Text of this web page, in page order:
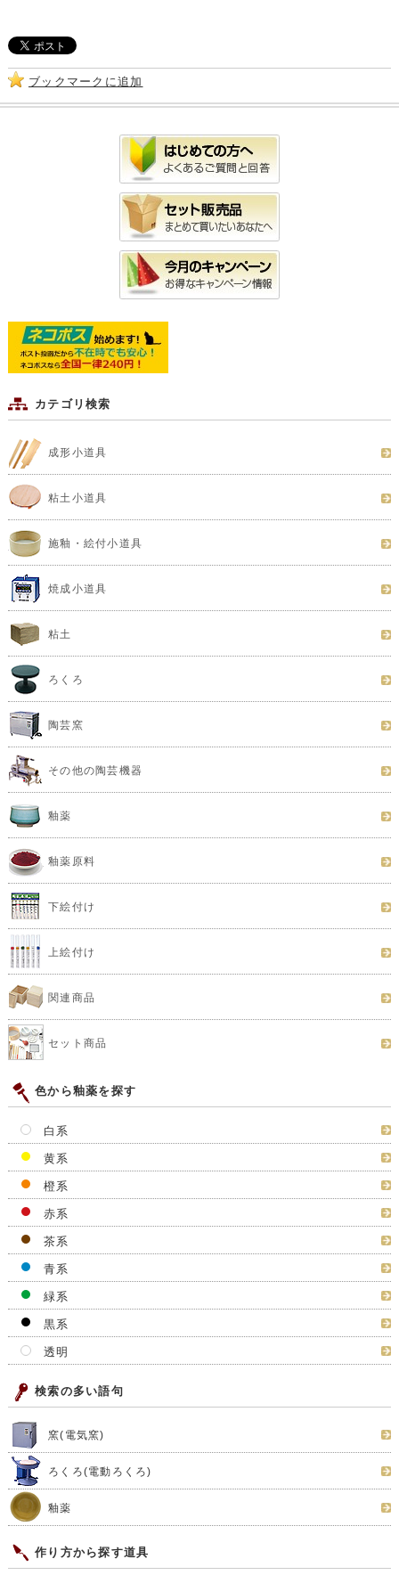
ブックマークに追加
カテゴリ検索
成形小道具
粘土小道具
施釉・絵付小道具
焼成小道具
粘土
ろくろ
陶芸窯
その他の陶芸機器
釉薬
釉薬原料
下絵付け
上絵付け
関連商品
セット商品
色から釉薬を探す
白系
黄系
橙系
赤系
茶系
青系
緑系
黒系
透明
検索の多い語句
窯(電気窯)
ろくろ(電動ろくろ)
釉薬
作り方から探す道具